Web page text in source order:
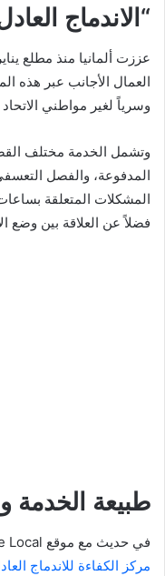
“الاندماج
عززت ألمانيا منذ مطلع
العمال الأجانب عبر هذه
وسرياً لغير مواطني الاتحاد
وتشمل الخدمة مختلف
المدفوعة، والفصل
المشكلات المتعلقة
فضلاً عن العلاقة بين وضع
طبيعة الخدمة
في حديث مع موقع The Local، أوضح موسى عثمان، المستشار في
مركز الكفاءة للاندماج